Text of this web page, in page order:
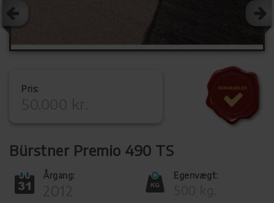
Pris:
Bürstner Premio 490 TS
Årgang: Egenvægt: